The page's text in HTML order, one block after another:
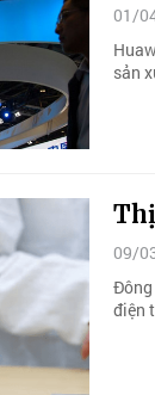
01/
sản
09/
Đông
điện